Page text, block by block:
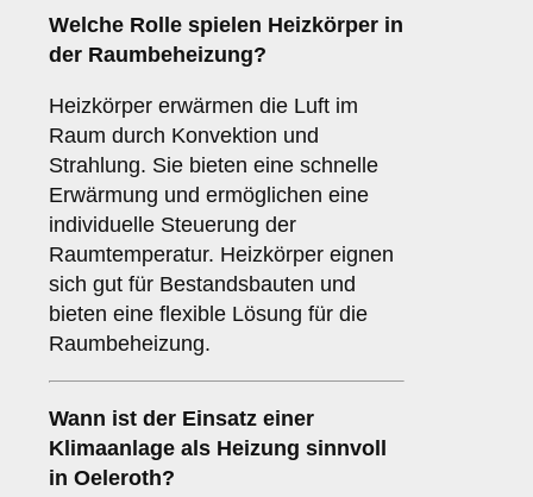
Welche Rolle spielen Heizkörper in
der Raumbeheizung?
Heizkörper erwärmen die Luft im
Raum durch Konvektion und
Strahlung. Sie bieten eine schnelle
Erwärmung und ermöglichen eine
individuelle Steuerung der
Raumtemperatur. Heizkörper eignen
sich gut für Bestandsbauten und
bieten eine flexible Lösung für die
Raumbeheizung.
Wann ist der Einsatz einer
Klimaanlage als Heizung sinnvoll
in Oeleroth?